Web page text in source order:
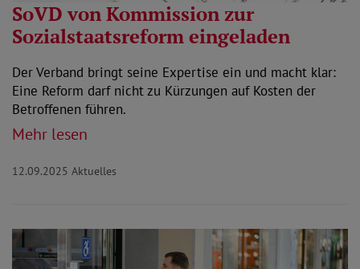
SoVD von Kommission zur
Sozialstaatsreform eingeladen
Der Verband bringt seine Expertise ein und macht klar:
Eine Reform darf nicht zu Kürzungen auf Kosten der
Betroffenen führen.
Mehr lesen
12.09.2025 Aktuelles